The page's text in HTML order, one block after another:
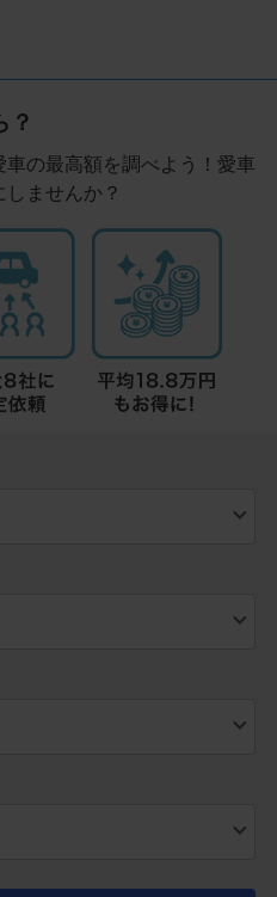
？
の最高額を調べよう！愛車
ませんか？